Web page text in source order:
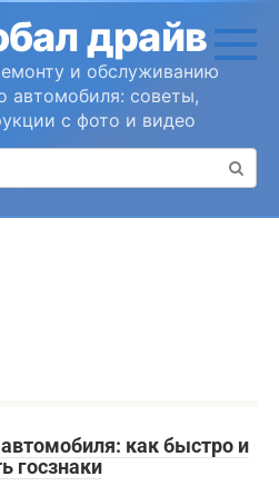
драйв
и обслуживанию
автомобиля: советы,
с фото и видео
как быстро и
госзнаки